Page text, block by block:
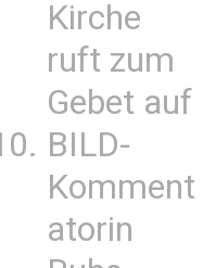
Kirche
ruft zum
Gebet auf
BILD-
Komment
atorin